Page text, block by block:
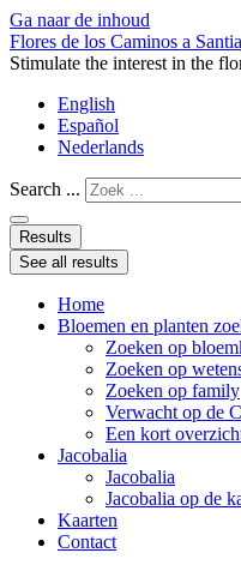
Ga naar de inhoud
Flores de los Caminos a
Stimulate the interest in the
English
Español
Nederlands
Search ...
Results
See all results
Home
Bloemen en planten
Zoeken op
Zoeken op
Zoeken op family
Verwacht op de
Een kort
Jacobalia
Jacobalia
Jacobalia op de
Kaarten
Contact